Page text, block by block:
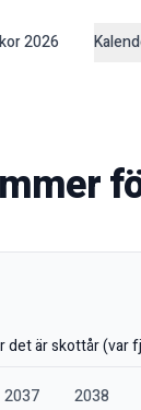
2026
det är skottår (var
2037 2038